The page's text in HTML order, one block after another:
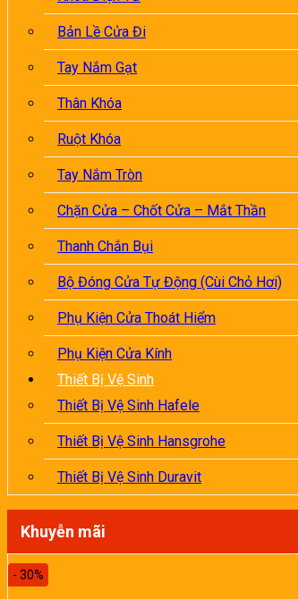
Bản Lề Cửa Đi
Tay Nắm Gạt
Thân Khóa
Ruột Khóa
Tay Nắm Tròn
Chặn Cửa – Chốt Cửa – Mắt Thần
Thanh Chắn Bụi
Bộ Đóng Cửa Tự Động (Cùi Chỏ Hơi)
Phụ Kiện Cửa Thoát Hiểm
Phụ Kiện Cửa Kính
Thiết Bị Vệ Sinh
Thiết Bị Vệ Sinh Hafele
Thiết Bị Vệ Sinh Hansgrohe
Thiết Bị Vệ Sinh Duravit
Khuyễn mãi
- 30%